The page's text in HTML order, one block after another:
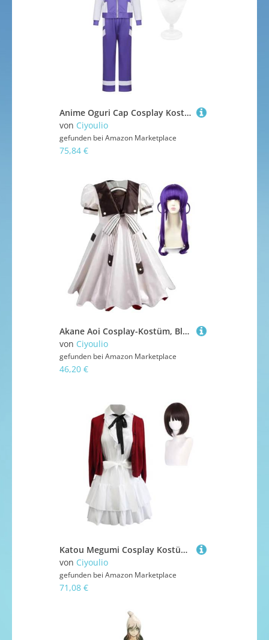
Anime Oguri Cap Cosplay Kostüm Perücke Full Set Damen Outfit Anime Kostüm Dress Up Uniform Rollenspiel Halloween Weihnachten Karneval Party Anzug
von Ciyoulio
gefunden bei Amazon Marketplace
75,84 €
Akane Aoi Cosplay-Kostüm, Blasen-Ärmel, Kleid, Nanamin, Cosplay, Uniform, Anime, Rollenspiel, Damen-Outfits, Anzug, Halloween, Party, Performance-Kostüm
von Ciyoulio
gefunden bei Amazon Marketplace
46,20 €
Katou Megumi Cosplay Kostüm Weißer Rock Roter Mantel Anime Rollenspiel Outfits Komplettes Set Damen Outfits Uniform Anime Karneval Party Halloween Kostüm
von Ciyoulio
gefunden bei Amazon Marketplace
71,08 €